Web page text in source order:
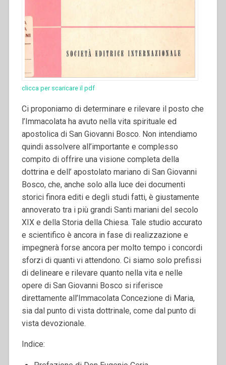
clicca per scaricare il pdf
Ci proponiamo di determinare e rilevare il posto che
l’Immacolata ha avuto nella vita spirituale ed
apostolica di San Giovanni Bosco. Non intendiamo
quindi assolvere all’importante e complesso
compito di offrire una visione completa della
dottrina e dell’ apostolato mariano di San Giovanni
Bosco, che, anche solo alla luce dei documenti
storici finora editi e degli studi fatti, è giustamente
annoverato tra i più grandi Santi mariani del secolo
XIX e della Storia della Chiesa. Tale studio accurato
e scientifico è ancora in fase di realizzazione e
impegnerà forse ancora per molto tempo i concordi
sforzi di quanti vi attendono. Ci siamo solo prefissi
di delineare e rilevare quanto nella vita e nelle
opere di San Giovanni Bosco si riferisce
direttamente all’Immacolata Concezione di Maria,
sia dal punto di vista dottrinale, come dal punto di
vista devozionale.
Indice: